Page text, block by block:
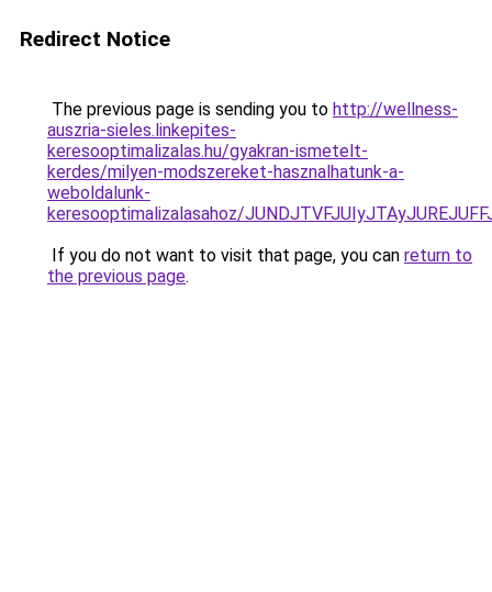
Redirect Notice
The previous page is sending you to http://wellness-
auszria-sieles.linkepites-
keresooptimalizalas.hu/gyakran-ismetelt-
kerdes/milyen-modszereket-hasznalhatunk-a-
weboldalunk-
keresooptimalizalasahoz/
If you do not want to visit that page, you can return to
the previous page.